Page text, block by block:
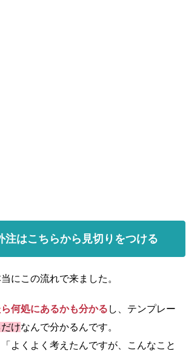
注はこちらから見切りをつける
にこの流れで来ました。
何処にあるかも分かる し、テンプレー
けなんで分かるんです。
よくよく考えたんですが、こんなこと